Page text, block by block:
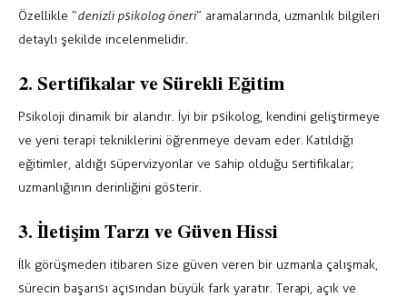
Özellikle “denizli psikolog öneri” aramalarında, uzmanlık bilgileri
detaylı şekilde incelenmelidir.
2. Sertifikalar ve Sürekli Eğitim
Psikoloji dinamik bir alandır. İyi bir psikolog, kendini geliştirmeye
ve yeni terapi tekniklerini öğrenmeye devam eder. Katıldığı
eğitimler, aldığı süpervizyonlar ve sahip olduğu sertifikalar;
uzmanlığının derinliğini gösterir.
3. İletişim Tarzı ve Güven Hissi
İlk görüşmeden itibaren size güven veren bir uzmanla çalışmak,
sürecin başarısı açısından büyük fark yaratır. Terapi, açık ve